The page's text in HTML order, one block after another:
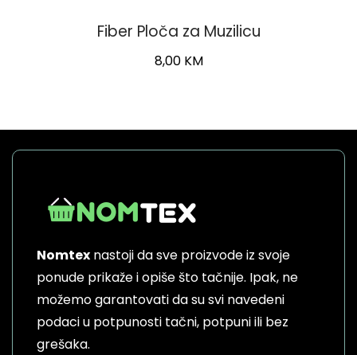
Fiber Ploča za Muzilicu
8,00 KM
Nomtex nastoji da sve proizvode iz svoje
ponude prikaže i opiše što tačnije. Ipak, ne
možemo garantovati da su svi navedeni
podaci u potpunosti tačni, potpuni ili bez
grešaka.